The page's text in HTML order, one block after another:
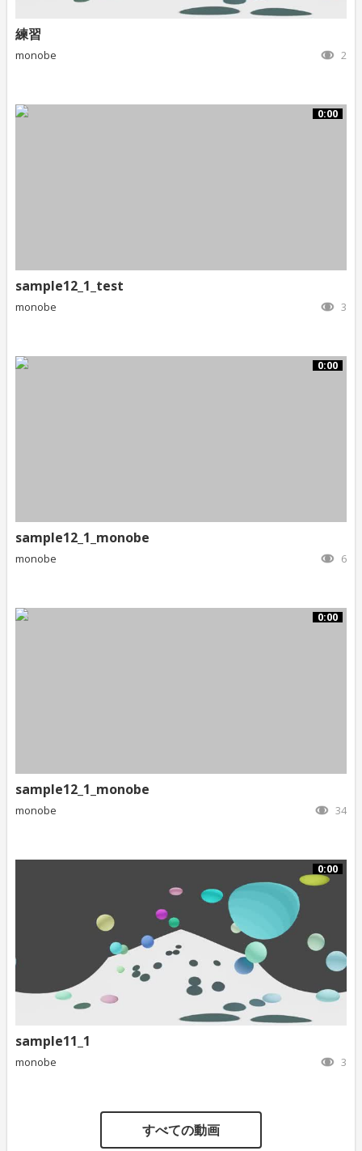
練習
monobe 2
0:00
sample12_1_test
monobe 3
0:00
sample12_1_monobe
monobe 6
0:00
sample12_1_monobe
monobe 34
0:00
sample11_1
monobe 3
すべての動画